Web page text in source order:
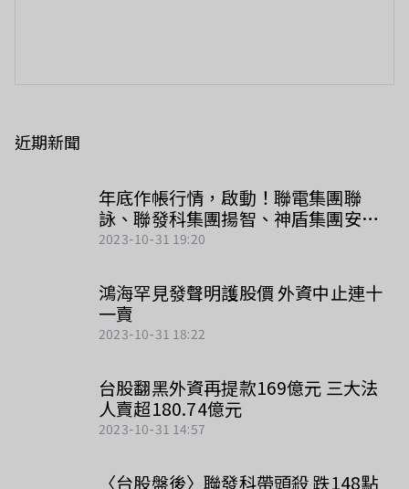
近期新聞
年底作帳行情，啟動！聯電集團聯
詠、聯發科集團揚智、神盾集團安國
怎麼比？
2023-10-31 19:20
鴻海罕見發聲明護股價 外資中止連十
一賣
2023-10-31 18:22
台股翻黑外資再提款169億元 三大法
人賣超180.74億元
2023-10-31 14:57
〈台股盤後〉聯發科帶頭殺 跌148點